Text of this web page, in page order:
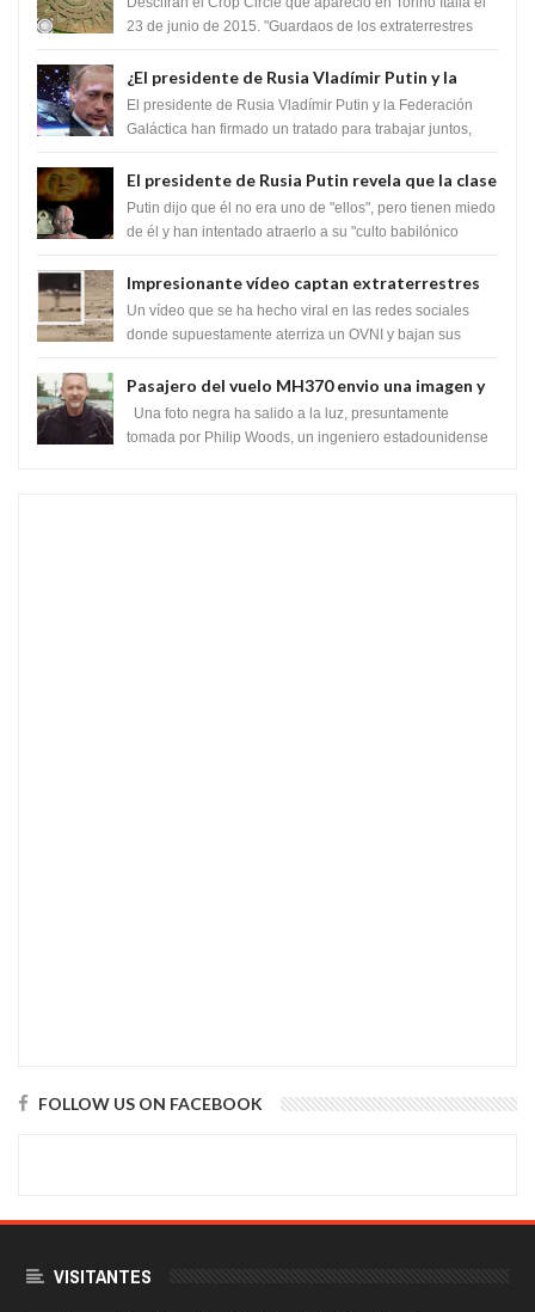
23 de junio de 2015. "Guardaos de los extraterrestres
¿El presidente de Rusia Vladímir Putin y la
Federación Galactica han firmado un tratado
para acabar con los Sionistas?
El presidente de Rusia Vladímir Putin y la Federación
Galáctica han firmado un tratado para trabajar juntos,
El presidente de Rusia Putin revela que la clase
dominante en el mundo son los híbridos
reptiles
Putin dijo que él no era uno de "ellos", pero tienen miedo
de él y han intentado atraerlo a su "culto babilónico
Impresionante vídeo captan extraterrestres
bajando de un OVNI en Arabia Saudita
Un vídeo que se ha hecho viral en las redes sociales
donde supuestamente aterriza un OVNI y bajan sus
Pasajero del vuelo MH370 envio una imagen y
texto desde la Isla Diego Garcia
Una foto negra ha salido a la luz, presuntamente
tomada por Philip Woods, un ingeniero estadounidense
FOLLOW US ON FACEBOOK
VISITANTES